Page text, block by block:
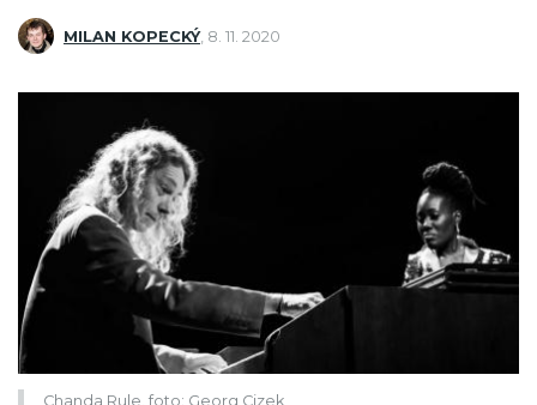
MILAN KOPECKÝ, 8. 11. 2020
Chanda Rule, foto: Georg Cizek